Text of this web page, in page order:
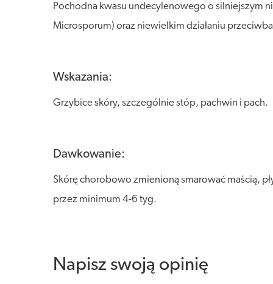
Pochodna kwasu undecylenowego o silniejszym
Microsporum) oraz niewielkim działaniu
Wskazania:
Grzybice skóry, szczególnie stóp, pachwin i pach.
Dawkowanie:
Skórę chorobowo zmienioną smarować maścią,
przez minimum 4-6 tyg.
Napisz swoją opinię